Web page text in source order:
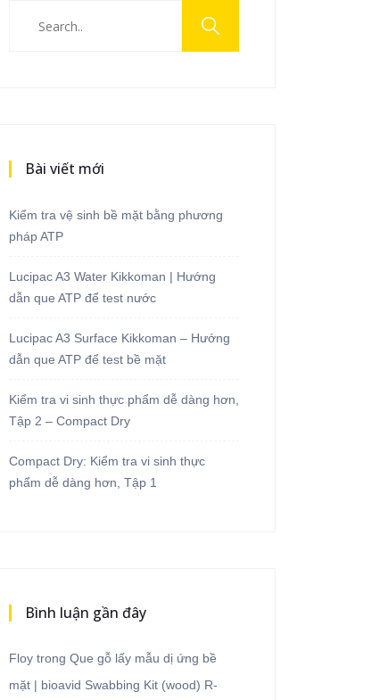
Bài viết mới
Kiểm tra vệ sinh bề mặt bằng phương
pháp ATP
Lucipac A3 Water Kikkoman | Hướng
dẫn que ATP để test nước
Lucipac A3 Surface Kikkoman – Hướng
dẫn que ATP để test bề mặt
Kiểm tra vi sinh thực phẩm dễ dàng hơn,
Tập 2 – Compact Dry
Compact Dry: Kiểm tra vi sinh thực
phẩm dễ dàng hơn, Tập 1
Bình luận gần đây
Floy trong Que gỗ lấy mẫu dị ứng bề
mặt | bioavid Swabbing Kit (wood) R-